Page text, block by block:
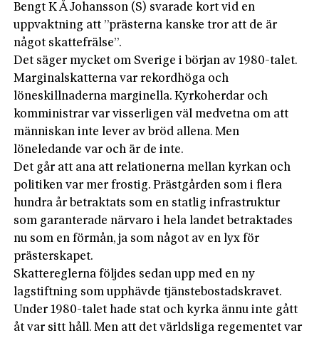
Bengt K Å Johansson (S) svarade kort vid en
uppvaktning att ”prästerna kanske tror att de är
något skattefrälse”.
Det säger mycket om Sverige i början av 1980-talet.
Marginalskatterna var rekordhöga och
löneskillnaderna marginella. Kyrkoherdar och
komministrar var visserligen väl medvetna om att
människan inte lever av bröd allena. Men
löneledande var och är de inte.
Det går att ana att relationerna mellan kyrkan och
politiken var mer frostig. Prästgården som i flera
hundra år betraktats som en statlig infrastruktur
som garanterade närvaro i hela landet betraktades
nu som en förmån, ja som något av en lyx för
prästerskapet.
Skattereglerna följdes sedan upp med en ny
lagstiftning som upphävde tjänstebostadskravet.
Under 1980-talet hade stat och kyrka ännu inte gått
åt var sitt håll. Men att det världsliga regementet var